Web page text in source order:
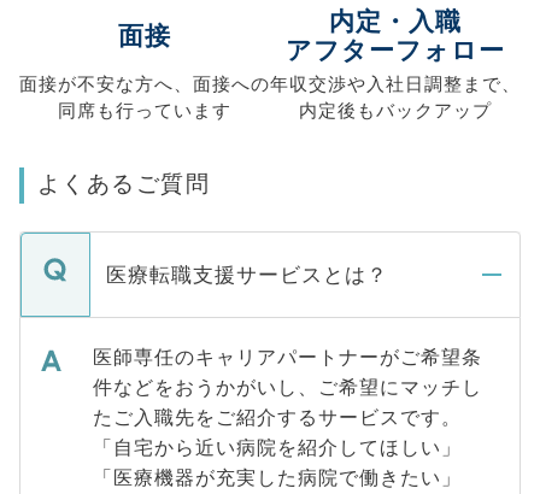
面接
面接が不安な方へ、 面接への
同席も行っています
内定・入職
アフターフォロー
年収交渉や入社日調整まで、
内定後もバックアップ
よくあるご質問
医療転職支援サービスとは？
医師専任のキャリアパートナーがご希望条
件などをおうかがいし、ご希望にマッチし
たご入職先をご紹介するサービスです。
「自宅から近い病院を紹介してほしい」
「医療機器が充実した病院で働きたい」